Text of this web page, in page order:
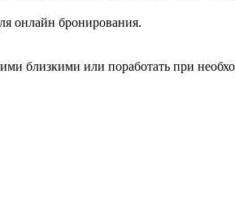
онлайн бронирования.
близкими или поработать при